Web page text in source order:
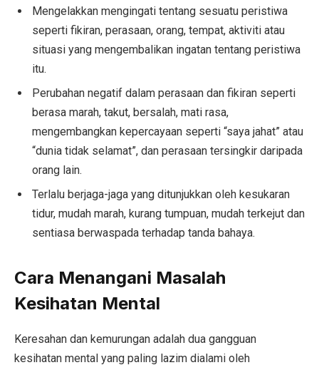
Mengelakkan mengingati tentang sesuatu peristiwa
seperti fikiran, perasaan, orang, tempat, aktiviti atau
situasi yang mengembalikan ingatan tentang peristiwa
itu.
Perubahan negatif dalam perasaan dan fikiran seperti
berasa marah, takut, bersalah, mati rasa,
mengembangkan kepercayaan seperti “saya jahat” atau
“dunia tidak selamat”, dan perasaan tersingkir daripada
orang lain.
Terlalu berjaga-jaga yang ditunjukkan oleh kesukaran
tidur, mudah marah, kurang tumpuan, mudah terkejut dan
sentiasa berwaspada terhadap tanda bahaya.
Cara Menangani Masalah
Kesihatan Mental
Keresahan dan kemurungan adalah dua gangguan
kesihatan mental yang paling lazim dialami oleh